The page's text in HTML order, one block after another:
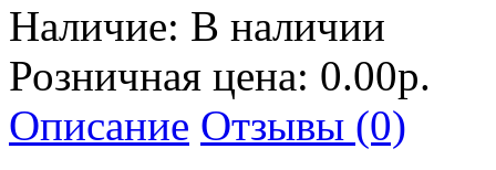
Наличие: В наличии
Розничная цена: 0.00р.
Описание Отзывы (0)